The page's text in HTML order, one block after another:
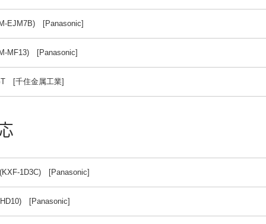
EJM7B) [Panasonic]
MF13) [Panasonic]
[千住金属工業]
1D3C) [Panasonic]
[Panasonic]